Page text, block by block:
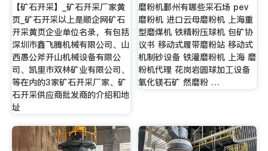
【矿石开采】_矿石开采厂家黄
页_矿石开采以上是顺企网矿石
开采黄页企业单位名录，有包括
深圳市鑫飞腾机械有限公司、山
西愚公斧开山机械设备有限公
司、凯里市双林矿业有限公司、
等在内的3家矿石开采厂家、矿
石开采供应商批发商的介绍和地
址
磨粉机鄞州有哪些采石场 pev
磨粉机 进口云母磨粉机 上海重
型磨煤机 铁精粉压球机 包矿协
议书 移动式履带磨粉站 移动式
机制砂设备 铁灌磨粉机 上海 磨
粉机代理 花岗岩圆球加工设备
氧化镁石矿 然磨粉 …